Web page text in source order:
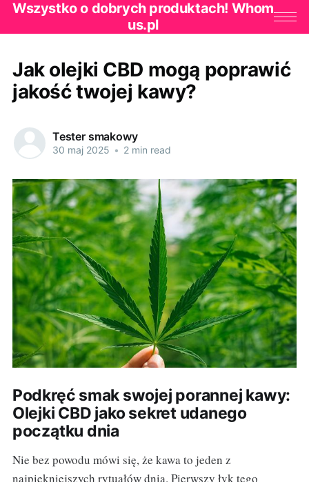
Wszystko o dobrych produktach! Whom
us.pl
Jak olejki CBD mogą poprawić
jakość twojej kawy?
Tester smakowy
30 maj 2025 • 2 min read
Podkręć smak swojej porannej kawy:
Olejki CBD jako sekret udanego
początku dnia
Nie bez powodu mówi się, że kawa to jeden z
najpiękniejszych rytuałów dnia. Pierwszy łyk tego